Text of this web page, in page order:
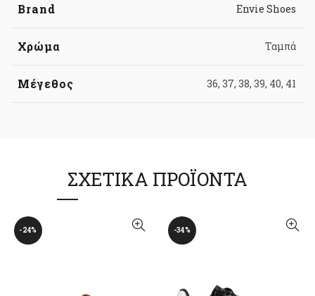
Brand Envie Shoes
Χρώμα Ταμπά
Μέγεθος 36, 37, 38, 39, 40, 41
ΣΧΕΤΙΚΆ ΠΡΟΪΌΝΤΑ
-24% -34%